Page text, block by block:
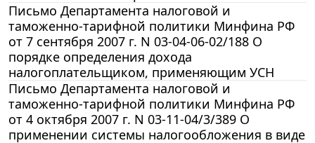
Письмо Департамента налоговой и
таможенно-тарифной политики Минфина РФ
от 7 сентября 2007 г. N 03-04-06-02/188 О
порядке определения дохода
налогоплательщиком, применяющим УСН
Письмо Департамента налоговой и
таможенно-тарифной политики Минфина РФ
от 4 октября 2007 г. N 03-11-04/3/389 О
применении системы налогообложения в виде